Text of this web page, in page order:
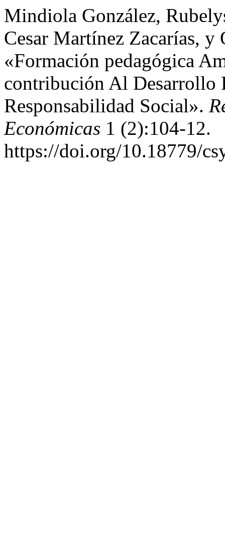
Mindiola González,
Cesar Martínez Zacarías, y
«Formación pedagógica
contribución Al Desarrollo
Responsabilidad Social».
Económicas 1 (2):104-12.
https://doi.org/10.18779/